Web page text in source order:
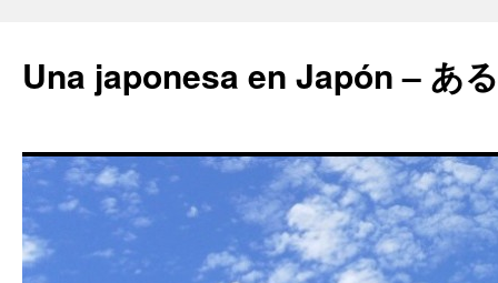
Una japonesa en Japón – あ